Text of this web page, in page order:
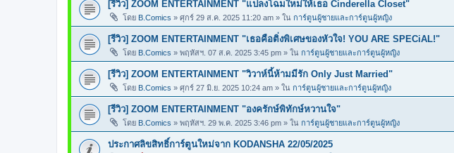
[รีวิว] ZOOM ENTERTAINMENT "แปลงโฉมใหม่ให้เธอ Cinderella Closet"
โดย B.Comics » ศุกร์ 29 ส.ค. 2025 11:20 am » ใน การ์ตูนผู้ชายและการ์ตูนผู้หญิง
[รีวิว] ZOOM ENTERTAINMENT "เธอคือติ่งพิเศษของหัวใจ! YOU ARE SPECiAL!"
โดย B.Comics » พฤหัสฯ. 07 ส.ค. 2025 3:45 pm » ใน การ์ตูนผู้ชายและการ์ตูนผู้หญิง
[รีวิว] ZOOM ENTERTAINMENT "วิวาห์นี้ห้ามมีรัก Only Just Married"
โดย B.Comics » ศุกร์ 27 มิ.ย. 2025 10:24 am » ใน การ์ตูนผู้ชายและการ์ตูนผู้หญิง
[รีวิว] ZOOM ENTERTAINMENT "องครักษ์พิทักษ์หวานใจ"
โดย B.Comics » พฤหัสฯ. 29 พ.ค. 2025 3:46 pm » ใน การ์ตูนผู้ชายและการ์ตูนผู้หญิง
ประกาศลิขสิทธิ์การ์ตูนใหม่จาก KODANSHA 22/05/2025